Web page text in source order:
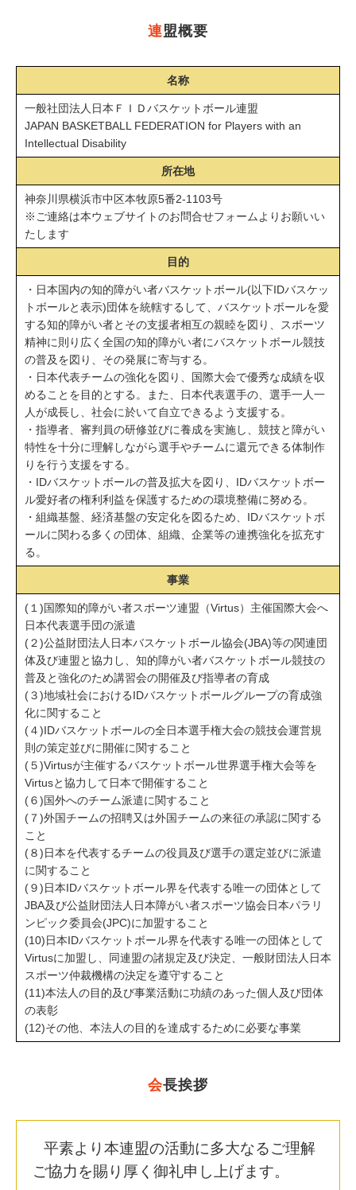
連盟概要
名称
一般社団法人日本ＦＩＤバスケットボール連盟
JAPAN BASKETBALL FEDERATION for Players with an
Intellectual Disability
所在地
神奈川県横浜市中区本牧原5番2-1103号
※ご連絡は本ウェブサイトのお問合せフォームよりお願いい
たします
目的
・日本国内の知的障がい者バスケットボール(以下IDバスケッ
トボールと表示)団体を統轄するして、バスケットボールを愛
する知的障がい者とその支援者相互の親睦を図り、スポーツ
精神に則り広く全国の知的障がい者にバスケットボール競技
の普及を図り、その発展に寄与する。
・日本代表チームの強化を図り、国際大会で優秀な成績を収
めることを目的とする。また、日本代表選手の、選手一人一
人が成長し、社会に於いて自立できるよう支援する。
・指導者、審判員の研修並びに養成を実施し、競技と障がい
特性を十分に理解しながら選手やチームに還元できる体制作
りを行う支援をする。
・IDバスケットボールの普及拡大を図り、IDバスケットボー
ル愛好者の権利利益を保護するための環境整備に努める。
・組織基盤、経済基盤の安定化を図るため、IDバスケットボ
ールに関わる多くの団体、組織、企業等の連携強化を拡充す
る。
事業
(１)国際知的障がい者スポーツ連盟（Virtus）主催国際大会へ
日本代表選手団の派遣
(２)公益財団法人日本バスケットボール協会(JBA)等の関連団
体及び連盟と協力し、知的障がい者バスケットボール競技の
普及と強化のため講習会の開催及び指導者の育成
(３)地域社会におけるIDバスケットボールグループの育成強
化に関すること
(４)IDバスケットボールの全日本選手権大会の競技会運営規
則の策定並びに開催に関すること
(５)Virtusが主催するバスケットボール世界選手権大会等を
Virtusと協力して日本で開催すること
(６)国外へのチーム派遣に関すること
(７)外国チームの招聘又は外国チームの来征の承認に関する
こと
(８)日本を代表するチームの役員及び選手の選定並びに派遣
に関すること
(９)日本IDバスケットボール界を代表する唯一の団体として
JBA及び公益財団法人日本障がい者スポーツ協会日本パラリ
ンピック委員会(JPC)に加盟すること
(10)日本IDバスケットボール界を代表する唯一の団体として
Virtusに加盟し、同連盟の諸規定及び決定、一般財団法人日本
スポーツ仲裁機構の決定を遵守すること
(11)本法人の目的及び事業活動に功績のあった個人及び団体
の表彰
(12)その他、本法人の目的を達成するために必要な事業
会長挨拶
平素より本連盟の活動に多大なるご理解
ご協力を賜り厚く御礼申し上げます。